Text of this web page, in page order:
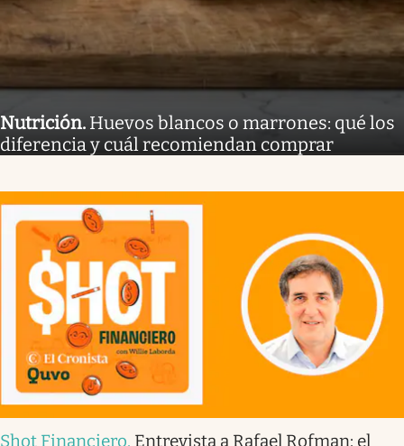
Nutrición. Huevos blancos o marrones: qué los
diferencia y cuál recomiendan comprar
Shot Financiero. Entrevista a Rafael Rofman: el